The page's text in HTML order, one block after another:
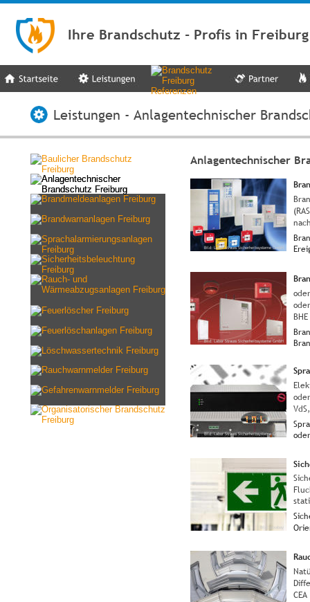
Ihre Brandschutz - Profis in
Leistungen - Anlagentechnischer
Anlagentechnischer
Bild: Labor Strauss Sicherheitssysteme GmbH
Bild: Labor Strauss Sicherheitssysteme GmbH
Bild: Labor Strauss Sicherheitssysteme GmbH
Bild: pixabay